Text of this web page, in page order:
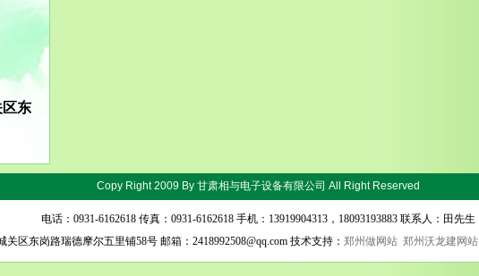
东
Copy Right 2009 By甘肃相与电子设备有限公司 All Right Reserved
电话：0931-6162618 传真：0931-6162618 手机：13919904313，18093193883 联系人：田先生
区东岗路瑞德摩尔五里铺58号 邮箱：2418992508@qq.com 技术支持： 郑州做网站 郑州沃龙建网站